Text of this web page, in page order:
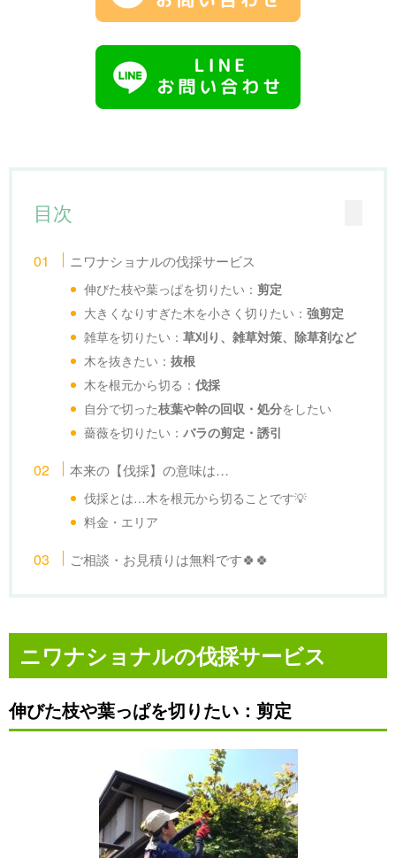
目次
ニワナショナルの伐採サービス
伸びた枝や葉っぱを切りたい：剪定
大きくなりすぎた木を小さく切りたい：強剪定
雑草を切りたい：草刈り、雑草対策、 除草剤など
木を抜きたい：抜根
木を根元から切る：伐採
自分で切った枝葉や幹の回収・処分をしたい
薔薇を切りたい：バラの剪定・誘引
本来の【伐採】の意味は…
伐採とは…木を根元から切ることです💡
料金・エリア
ご相談・お見積りは無料です🍀🍀
ニワナショナルの伐採サービス
伸びた枝や葉っぱを切りたい： 剪定